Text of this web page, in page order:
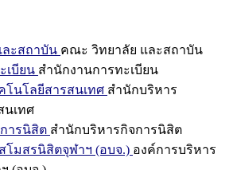
ะสถาบัน คณะ วิทยาลัย และสถาบัน
เบียน สำนักงานการทะเบียน
โนโลยีสารสนเทศ สำนักบริหาร
นเทศ
ารนิสิต สำนักบริหารกิจการนิสิต
โมสรนิสิตจุฬาฯ (อบจ.) องค์การบริหาร